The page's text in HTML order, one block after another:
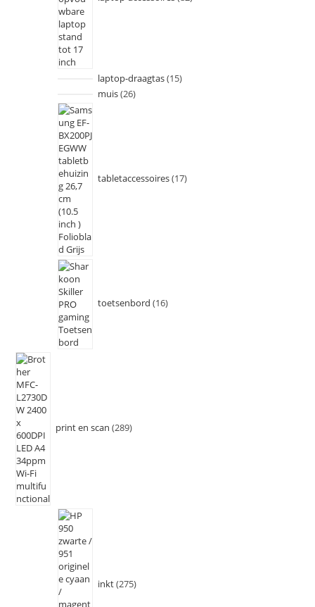
laptop-draagtas 15
muis 26
tabletaccessoires 17
toetsenbord 16
print en scan 289
inkt 275